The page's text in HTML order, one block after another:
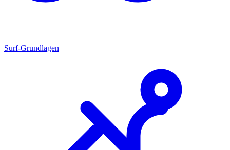
Surf-Grundlagen